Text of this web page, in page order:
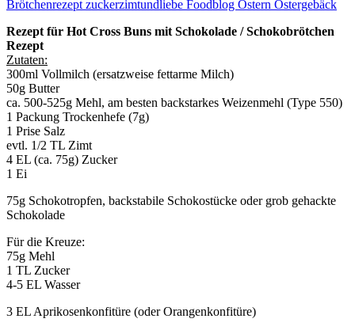
Rezept für Hot Cross Buns mit Schokolade / Schokobrötchen
Rezept
Zutaten:
300ml Vollmilch (ersatzweise fettarme Milch)
50g Butter
ca. 500-525g Mehl, am besten backstarkes Weizenmehl (Type 550)
1 Packung Trockenhefe (7g)
1 Prise Salz
evtl. 1/2 TL Zimt
4 EL (ca. 75g) Zucker
1 Ei
75g Schokotropfen, backstabile Schokostücke oder grob gehackte
Schokolade
Für die Kreuze:
75g Mehl
1 TL Zucker
4-5 EL Wasser
3 EL Aprikosenkonfitüre (oder Orangenkonfitüre)